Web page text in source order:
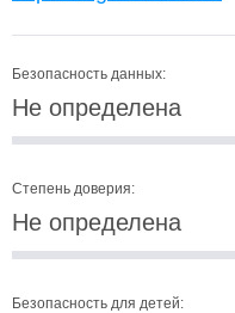
Безопасность данных:
Не определена
Степень доверия:
Не определена
Безопасность для детей: